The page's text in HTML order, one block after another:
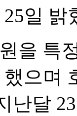
일 밝
을 특
으며
난달